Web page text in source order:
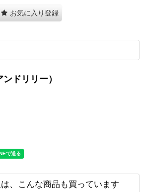
お気に入り登録
ドリリー）
、こんな商品も買っています